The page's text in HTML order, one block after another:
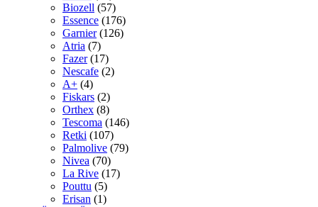
Biozell (57)
Essence (176)
Garnier (126)
Atria (7)
Fazer (17)
Nescafe (2)
A+ (4)
Fiskars (2)
Orthex (8)
Tescoma (146)
Retki (107)
Palmolive (79)
Nivea (70)
La Rive (17)
Pouttu (5)
Erisan (1)